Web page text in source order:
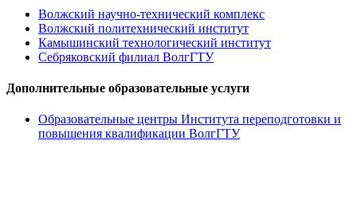
Волжский научно-технический комплекс
Волжский политехнический институт
Камышинский технологический институт
Себряковский филиал ВолгГТУ
Дополнительные образовательные услуги
Образовательные центры Института переподготовки и
повышения квалификации ВолгГТУ